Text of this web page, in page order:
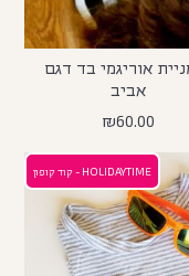
אוריגמי בד דגם
אביב
₪60.00
HOLIDAYTIME - קוד קופון